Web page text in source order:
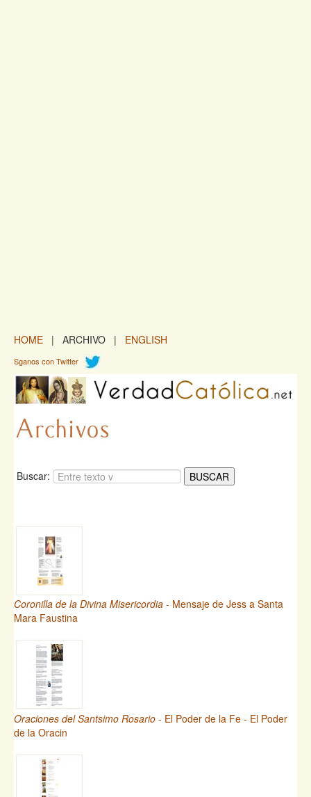
HOME | ARCHIVO | ENGLISH
Sganos con Twitter
Buscar:
Coronilla de la Divina Misericordia - Mensaje de Jess a Santa
Mara Faustina
Oraciones del Santsimo Rosario - El Poder de la Fe - El Poder
de la Oracin